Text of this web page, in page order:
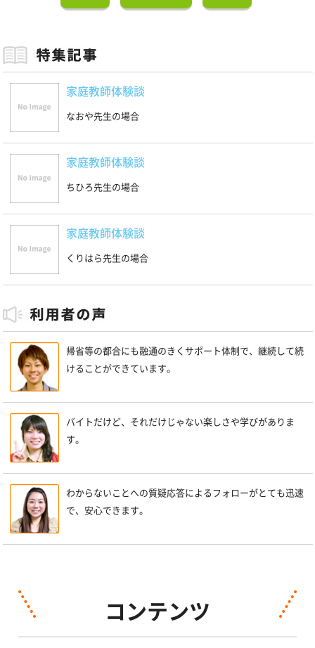
家庭教師体験談
なおや先生の場合
家庭教師体験談
ちひろ先生の場合
家庭教師体験談
くりはら先生の場合
帰省等の都合にも融通のきくサポート体制で、継続して続
けることができています。
バイトだけど、それだけじゃない楽しさや学びがありま
す。
わからないことへの質疑応答によるフォローがとても迅速
で、安心できます。
コンテンツ